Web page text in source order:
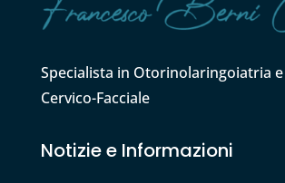
Specialista in Otorinolaringoiatria
Cervico-Facciale
Notizie e Informazioni